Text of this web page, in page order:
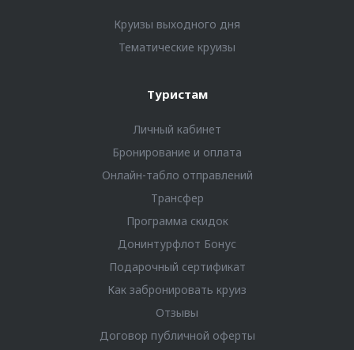
Круизы выходного дня
Тематические круизы
Туристам
Личный кабинет
Бронирование и оплата
Онлайн-табло отправлений
Трансфер
Программа скидок
Донинтурфлот Бонус
Подарочный сертификат
Как забронировать круиз
Отзывы
Договор публичной оферты